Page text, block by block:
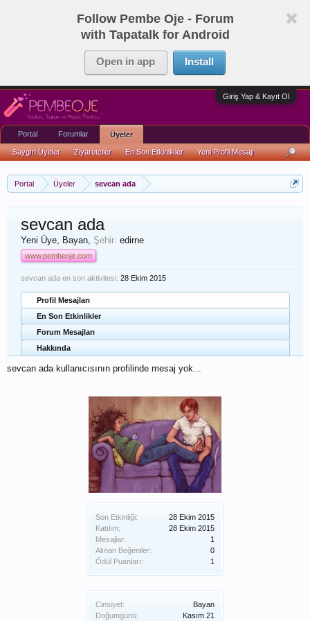
Follow Pembe Oje - Forum
with Tapatalk for Android
Open in app Install
Giriş Yap & Kayıt Ol
Portal Üyeler sevcan ada
Son Etkinliği:
28 Ekim 2015
Katılım:
28 Ekim 2015
Mesajlar:
1
Alınan Beğeniler:
0
Ödül Puanları:
1
Cinsiyet:
Bayan
Doğumgünü:
Kasım 21
sevcan ada
Yeni Üye, Bayan, Şehir: edirne
www.pembeoje.com
sevcan ada en son aktivitesi: 28 Ekim 2015
Profil Mesajları
En Son Etkinlikler
Forum Mesajları
Hakkında
sevcan ada kullanıcısının profilinde mesaj yok...
Portal Forumlar Üyeler
Saygın Üyeler Ziyaretciler En Son Etkinlikler Yeni Profil Mesajı